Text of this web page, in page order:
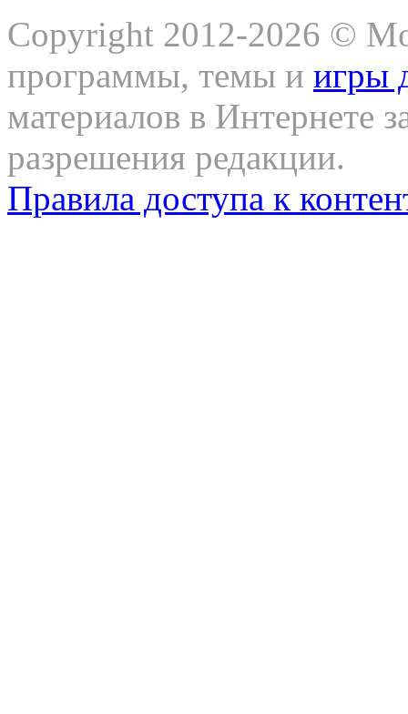
Copyright 2012-2026 ©
программы, темы и игры
материалов в Интернете
разрешения редакции.
Правила доступа к